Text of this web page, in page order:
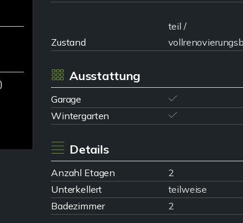
Zustand
teil /
Ausstattung
Garage
Wintergarten
Details
Anzahl Etagen 2
Unterkellert
teilweise
Badezimmer
2